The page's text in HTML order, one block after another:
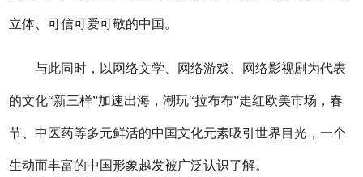
立体、可信可爱可敬的中国。
与此同时，以网络文学、网络游戏、网络影视剧为代表
的文化“新三样”加速出海，潮玩“拉布布”走红欧美市场，春
节、中医药等多元鲜活的中国文化元素吸引世界目光，一个
生动而丰富的中国形象越发被广泛认识了解。